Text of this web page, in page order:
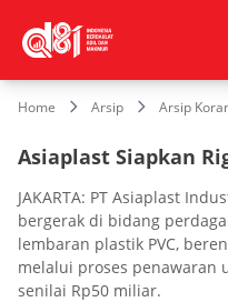
Home Arsip Arsip
Asiaplast Siapkan
JAKARTA: PT Asiaplast
bergerak di bidang
lembaran plastik PVC,
melalui proses penawaran
senilai Rp50 miliar.